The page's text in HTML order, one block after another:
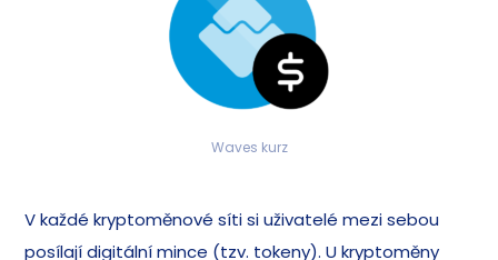
Waves kurz
V každé kryptoměnové síti si uživatelé mezi sebou
posílají digitální mince (tzv. tokeny). U kryptoměny